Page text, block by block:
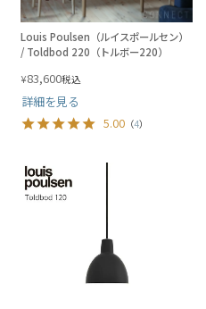
Louis Poulsen（ルイスポールセン）
/ Toldbod 220（トルボー220）
¥83,600税込
詳細を見る
5.00 （4）